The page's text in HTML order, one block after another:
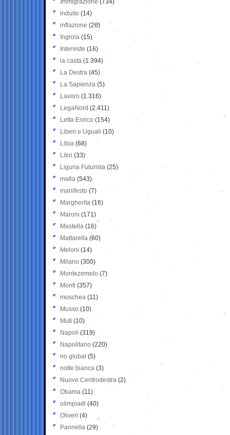
Immigrazione (734)
indulto (14)
inflazione (26)
Ingroia (15)
Interviste (16)
la casta (1.394)
La Destra (45)
La Sapienza (5)
Lavoro (1.316)
LegaNord (2.411)
Letta Enrico (154)
Liberi e Uguali (10)
Libia (68)
Libri (33)
Liguria Futurista (25)
mafia (543)
manifesto (7)
Margherita (16)
Maroni (171)
Mastella (16)
Mattarella (60)
Meloni (14)
Milano (300)
Montezemolo (7)
Monti (357)
moschea (11)
Musso (10)
Muti (10)
Napoli (319)
Napolitano (220)
no global (5)
notte bianca (3)
Nuovo Centrodestra (2)
Obama (11)
olimpiadi (40)
Oliveri (4)
Pannella (29)